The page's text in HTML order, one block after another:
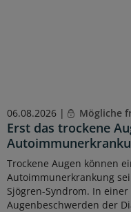
06.08.2026 | Mögliche
Erst das trockene
Trockene Augen können
Autoimmunerkrankung
Sjögren-Syndrom. In
Augenbeschwerden der